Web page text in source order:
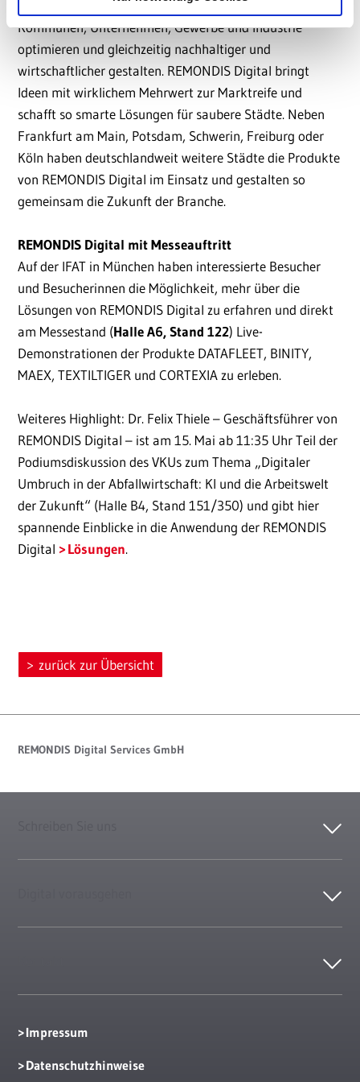
innovative Produkte, die Entsorgungsprozesse in
Kommunen, Unternehmen, Gewerbe und Industrie
optimieren und gleichzeitig nachhaltiger und
wirtschaftlicher gestalten. REMONDIS Digital bringt
Ideen mit wirklichem Mehrwert zur Marktreife und
schafft so smarte Lösungen für saubere Städte. Neben
Frankfurt am Main, Potsdam, Schwerin, Freiburg oder
Köln haben deutschlandweit weitere Städte die Produkte
von REMONDIS Digital im Einsatz und gestalten so
gemeinsam die Zukunft der Branche.
REMONDIS Digital mit Messeauftritt
Auf der IFAT in München haben interessierte Besucher
und Besucherinnen die Möglichkeit, mehr über die
Lösungen von REMONDIS Digital zu erfahren und direkt
am Messestand (Halle A6, Stand 122) Live-
Demonstrationen der Produkte DATAFLEET, BINITY,
MAEX, TEXTILTIGER und CORTEXIA zu erleben.
Weiteres Highlight: Dr. Felix Thiele – Geschäftsführer von
REMONDIS Digital – ist am 15. Mai ab 11:35 Uhr Teil der
Podiumsdiskussion des VKUs zum Thema „Digitaler
Umbruch in der Abfallwirtschaft: KI und die Arbeitswelt
der Zukunft“ (Halle B4, Stand 151/350) und gibt hier
spannende Einblicke in die Anwendung der REMONDIS
Digital
Lösungen.
zurück zur Übersicht
REMONDIS Digital Services GmbH
Impressum
Datenschutzhinweise